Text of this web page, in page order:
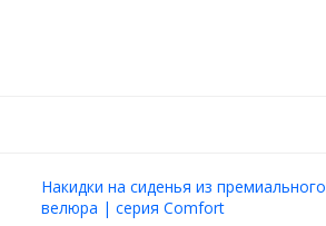
Накидки на сиденья из премиального
велюра | серия Comfort